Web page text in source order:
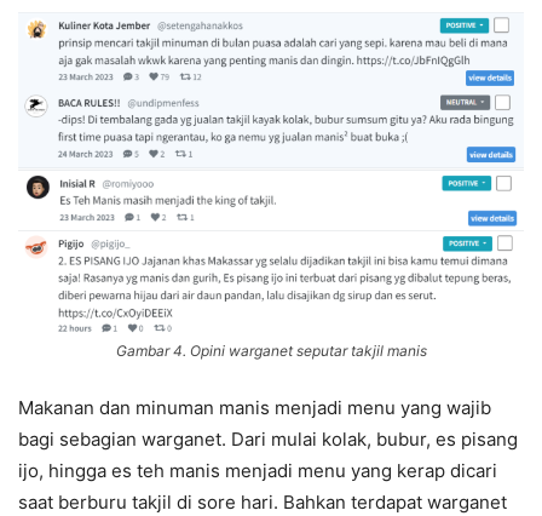
Gambar 4. Opini warganet seputar takjil manis
Makanan dan minuman manis menjadi menu yang wajib
bagi sebagian warganet. Dari mulai kolak, bubur, es pisang
ijo, hingga es teh manis menjadi menu yang kerap dicari
saat berburu takjil di sore hari. Bahkan terdapat warganet